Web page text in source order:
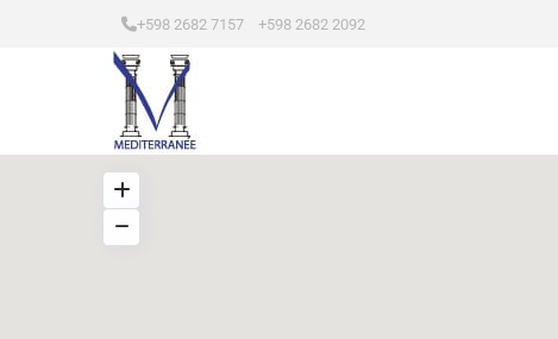
+598 2682 7157 +598 2682 2092